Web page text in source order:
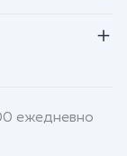
ежедневно